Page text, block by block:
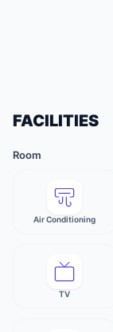
FACILITIES
Room
Air Conditioning
TV